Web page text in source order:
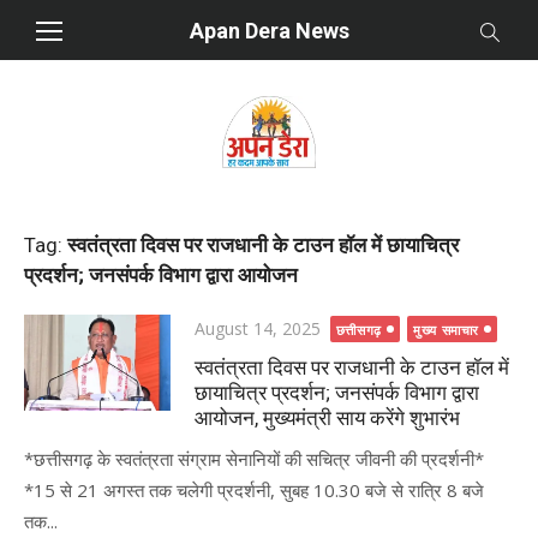
Apan Dera News
Tag:स्वतंत्रता दिवस पर राजधानी के टाउन हॉल में छायाचित्र
प्रदर्शन; जनसंपर्क विभाग द्वारा आयोजन
Posted
on
August 14, 2025 छत्तीसगढ़ मुख्य समाचार
स्वतंत्रता दिवस पर राजधानी के टाउन हॉल में
छायाचित्र प्रदर्शन; जनसंपर्क विभाग द्वारा
आयोजन, मुख्यमंत्री साय करेंगे शुभारंभ
*छत्तीसगढ़ के स्वतंत्रता संग्राम सेनानियों की सचित्र जीवनी की प्रदर्शनी*
*15 से 21 अगस्त तक चलेगी प्रदर्शनी, सुबह 10.30 बजे से रात्रि 8 बजे
तक...